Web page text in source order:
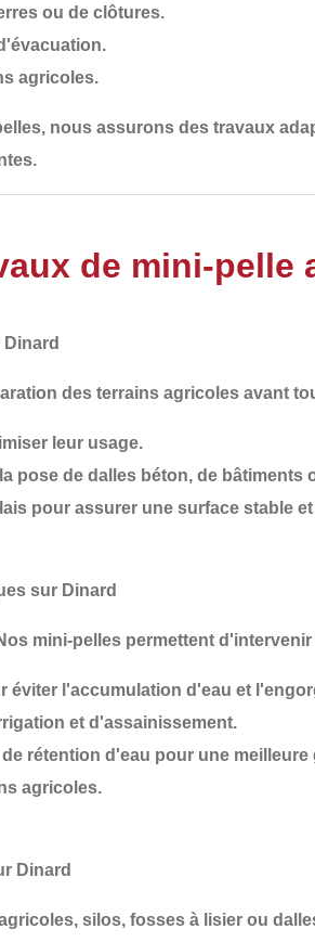
ou de clôtures.
.
agricoles.
nous assurons des travaux
.
de mini-pelle
des terrains agricoles avant
leur usage.
pose de dalles béton, de bâtiments
pour assurer une surface stable
sur Dinard
mini-pelles permettent
éviter l'accumulation d'eau et
et d'assainissement.
rétention d'eau pour une
agricoles.
Dinard
silos, fosses à lisier ou